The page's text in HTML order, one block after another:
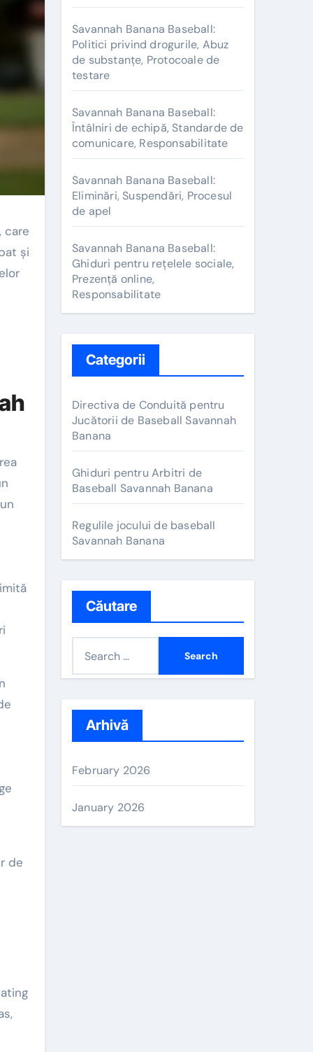
care
și
de
Savannah Banana Baseball:
Politici privind drogurile, Abuz
de substanțe, Protocoale de
testare
Savannah Banana Baseball:
Întâlniri de echipă, Standarde de
comunicare, Responsabilitate
Savannah Banana Baseball:
Eliminări, Suspendări, Procesul
de apel
Savannah Banana Baseball:
Ghiduri pentru rețelele sociale,
Prezență online,
Responsabilitate
Categorii
Directiva de Conduită pentru
Jucătorii de Baseball Savannah
Banana
Ghiduri pentru Arbitri de
Baseball Savannah Banana
Regulile jocului de baseball
Savannah Banana
Căutare
h
f
o
Arhivă
February 2026
January 2026